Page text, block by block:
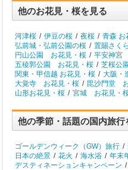
他のお花見・桜を見る
河津桜 / 伊豆の桜 / 夜桜 / 青森 お
弘前城・弘前公園の桜 / 置賜さく
円山公園 お花見・桜 / 平安神宮
五稜郭公園 お花見・桜 / 芝桜公
関東・甲信越 お花見・桜 / 大阪・
大覚寺 お花見・桜 / 毘沙門堂
山形お花見・桜 / 宮城 お花見・
他の季節・話題の国内旅行
ゴールデンウィーク（GW）旅行 /
日本の絶景 / 花火 / 海水浴 / 年末
デスティネーションキャンペーン /